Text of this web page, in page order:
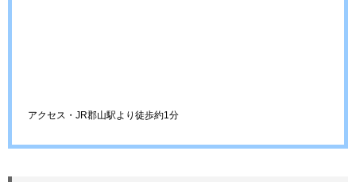
アクセス・JR郡山駅より徒歩約1分